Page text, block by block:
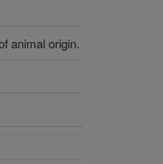
animal origin.